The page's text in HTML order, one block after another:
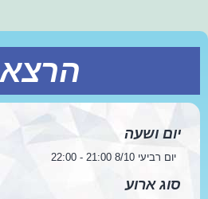
יום ושעה
יום רביעי 8/10 21:00 - 22:00
סוג ארוע